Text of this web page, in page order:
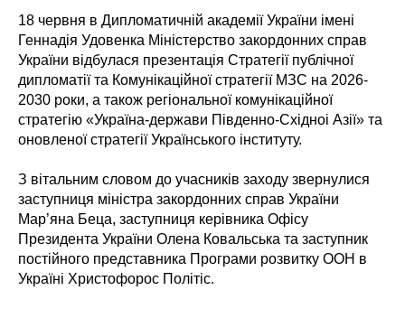
18 червня в Дипломатичній академії України імені
Геннадія Удовенка Міністерство закордонних справ
України відбулася презентація Стратегії публічної
дипломатії та Комунікаційної стратегії МЗС на 2026-
2030 роки, а також регіональної комунікаційної
стратегію «Україна-держави Південно-Східноі Азії» та
оновленої стратегії Українського інституту.
З вітальним словом до учасників заходу звернулися
заступниця міністра закордонних справ України
Мар’яна Беца, заступниця керівника Офісу
Президента України Олена Ковальська та заступник
постійного представника Програми розвитку ООН в
Україні Христофорос Політіс.